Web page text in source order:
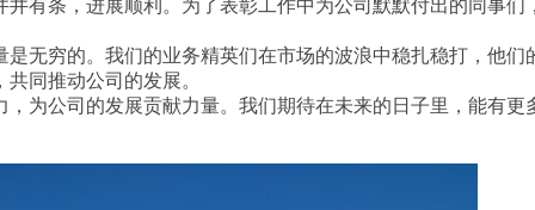
有条，进展顺利。为了表彰工作中为公司默默付出的同事
无穷的。我们的业务精英们在市场的波浪中稳扎稳打，他
同推动公司的发展。
为公司的发展贡献力量。我们期待在未来的日子里，能有